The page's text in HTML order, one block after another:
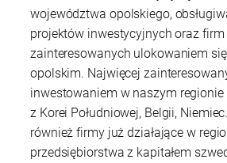
województwa opolskiego,
projektów inwestycyjnych oraz firm
zainteresowanych ulokowaniem
opolskim. Najwięcej
inwestowaniem w naszym regionie
z Korei Południowej, Belgii,
również firmy już działające w
przedsiębiorstwa z kapitałem